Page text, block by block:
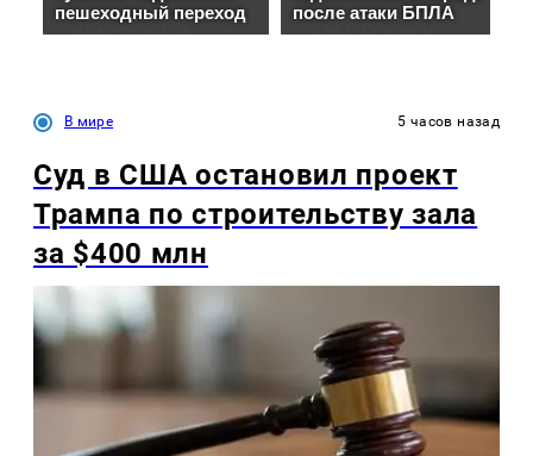
В мире 5 часов назад
Суд в США остановил проект
Трампа по строительству зала
за $400 млн